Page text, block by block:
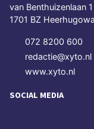
van Benthuizenlaan 1
1701 BZ
072 8200 600
redactie@xyto.nl
www.xyto.nl
SOCIAL MEDIA